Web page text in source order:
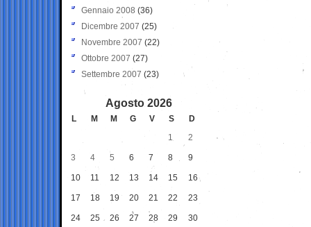
Gennaio 2008 (36)
Dicembre 2007 (25)
Novembre 2007 (22)
Ottobre 2007 (27)
Settembre 2007 (23)
Agosto 2026
L M M G V S
D
1
2
3 4 5 6 7 8 9
10 11 12 13 14 15 16
17 18 19 20 21 22 23
24 25 26 27 28 29 30